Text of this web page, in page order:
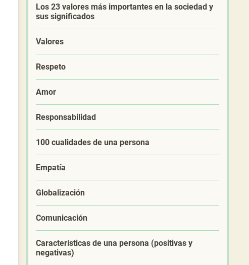
Los 23 valores más importantes en la sociedad y
sus significados
Valores
Respeto
Amor
Responsabilidad
100 cualidades de una persona
Empatía
Globalización
Comunicación
Características de una persona (positivas y
negativas)